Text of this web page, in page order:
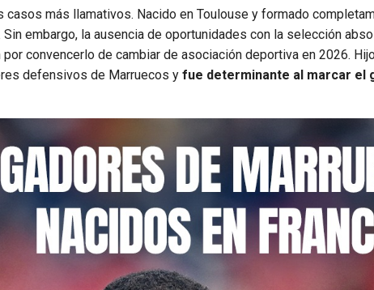
casos más llamativos. Nacido en Toulouse y formado
Sin embargo, la ausencia de oportunidades con la selección
convencerlo de cambiar de asociación deportiva en 2026.
defensivos de Marruecos y fue determinante al marcar el